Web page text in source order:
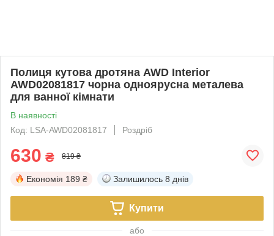
Полиця кутова дротяна AWD Interior
AWD02081817 чорна одноярусна металева
для ванної кімнати
В наявності
Код: LSA-AWD02081817
Роздріб
630 ₴ 819 ₴
Економія 189 ₴ Залишилось 8 днів
Купити
або